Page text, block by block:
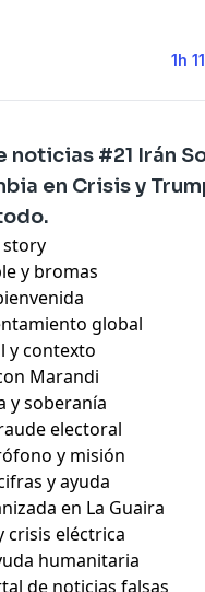
1h
noticias #21 Irán
en Crisis y
story
y bromas
global
y contexto
Marandi
y soberanía
electoral
y misión
y ayuda
en La Guaira
crisis eléctrica
humanitaria
de noticias falsas